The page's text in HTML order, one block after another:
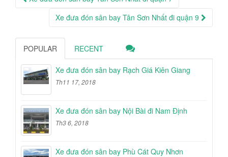
navigationXe đưa đón sân bay Tân Sơn Nhất đi quận 9
POPULAR RECENT
Xe đưa đón sân bay Rạch Giá Kiên Giang
Th11 17, 2018
Xe đưa đón sân bay Nội Bài đi Nam Định
Th3 6, 2018
Xe đưa đón sân bay Phù Cát Quy Nhơn